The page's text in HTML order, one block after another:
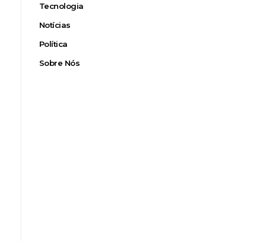
Tecnologia
Notícias
Política
Sobre Nós